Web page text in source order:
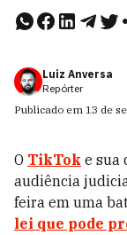
Luiz Anversa
Repórter
Publicado em 13 de
O TikTok e sua
audiência
feira em uma
lei que pode